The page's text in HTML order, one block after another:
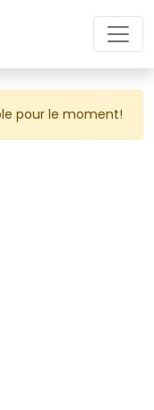
pour le moment!